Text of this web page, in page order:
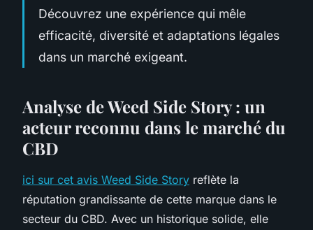
Découvrez une expérience qui mêle
efficacité, diversité et adaptations légales
dans un marché exigeant.
Analyse de Weed Side Story : un
acteur reconnu dans le marché du
CBD
ici sur cet avis Weed Side Story reflète la
réputation grandissante de cette marque dans le
secteur du CBD. Avec un historique solide, elle